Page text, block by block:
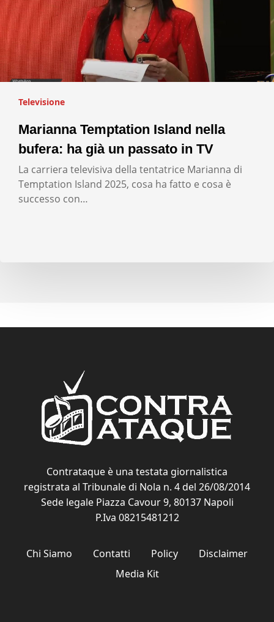
Televisione
Marianna Temptation Island nella
bufera: ha già un passato in TV
La carriera televisiva della tentatrice Marianna di
Temptation Island 2025, cosa ha fatto e cosa è
successo con…
Contrataque è una testata giornalistica
registrata al Tribunale di Nola n. 4 del 26/08/2014
Sede legale Piazza Cavour 9, 80137 Napoli
P.Iva 08215481212
Chi Siamo Contatti Policy
Disclaimer
Media Kit